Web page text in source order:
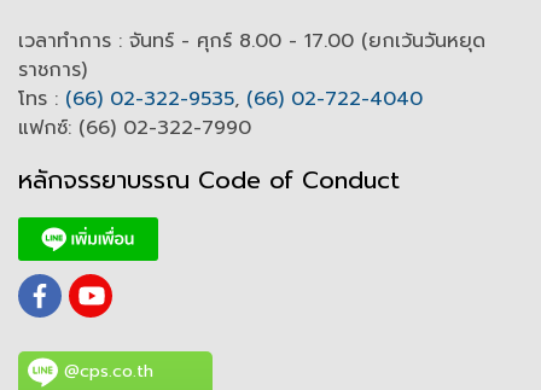
เวลาทำการ : จันทร์ - ศุกร์ 8.00 - 17.00 (ยกเว้นวันหยุด
ราชการ)
โทร : (66) 02-322-9535, (66) 02-722-4040
แฟกซ์: (66) 02-322-7990
หลักจรรยาบรรณ Code of Conduct
@cps.co.th